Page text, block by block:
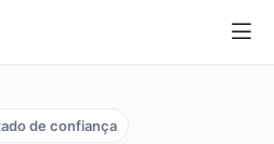
de confiança